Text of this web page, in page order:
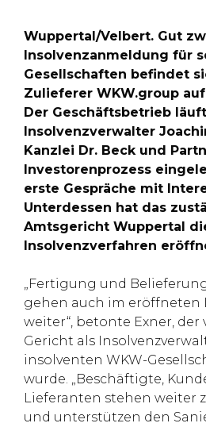
Wuppertal/Velbert. Gut
Insolvenzanmeldung für
Gesellschaften befindet
Zulieferer WKW.group
Der Geschäftsbetrieb
Insolvenzverwalter
Kanzlei Dr. Beck und
Investorenprozess
erste Gespräche mit
Unterdessen hat das
Amtsgericht Wuppertal
Insolvenzverfahren
„Fertigung und
gehen auch im eröffneten
weiter“, betonte Exner,
Gericht als
insolventen WKW-
wurde. „Beschäftigte,
Lieferanten stehen weiter
und unterstützen den